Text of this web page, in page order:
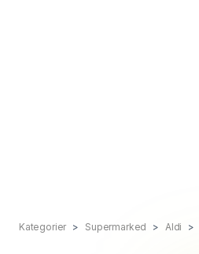
Kategorier Supermarked Aldi